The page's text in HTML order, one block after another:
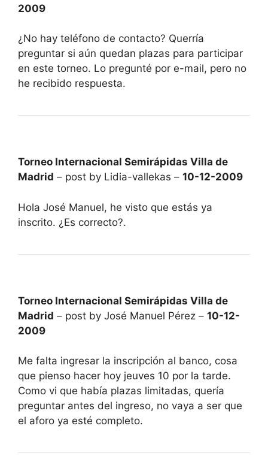
2009
¿No hay teléfono de contacto? Querría
preguntar si aún quedan plazas para participar
en este torneo. Lo pregunté por e-mail, pero no
he recibido respuesta.
Torneo Internacional Semirápidas Villa de
Madrid – post by Lidia-vallekas – 10-12-2009
Hola José Manuel, he visto que estás ya
inscrito. ¿Es correcto?.
Torneo Internacional Semirápidas Villa de
Madrid – post by José Manuel Pérez – 10-12-
2009
Me falta ingresar la inscripción al banco, cosa
que pienso hacer hoy jeuves 10 por la tarde.
Como vi que había plazas limitadas, quería
preguntar antes del ingreso, no vaya a ser que
el aforo ya esté completo.